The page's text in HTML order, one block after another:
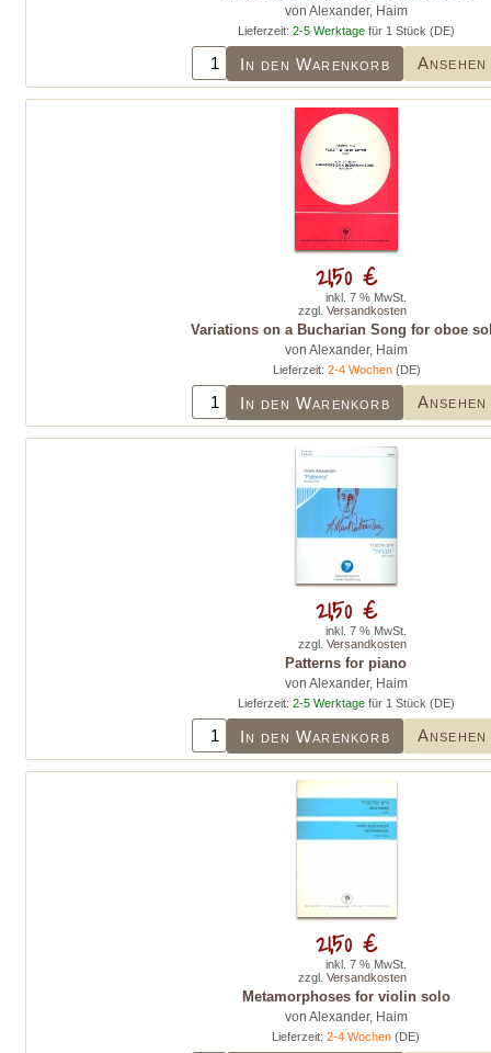
von Alexander, Haim
Lieferzeit: 2-5 Werktagefür 1 Stück (DE)
In den Warenkorb Ansehen
Variations on a Bucharian Song for oboe
von Alexander, Haim
Lieferzeit: 2-4 Wochen(DE)
In den Warenkorb Ansehen
21,50 €
inkl. 7 % MwSt.
zzgl. Versandkosten
Patterns for piano
von Alexander, Haim
Lieferzeit: 2-5 Werktagefür 1 Stück (DE)
In den Warenkorb Ansehen
21,50 €
inkl. 7 % MwSt.
zzgl. Versandkosten
Metamorphoses for violin solo
von Alexander, Haim
Lieferzeit:2-4 Wochen (DE)
21,50 €
inkl. 7 % MwSt.
zzgl. Versandkosten